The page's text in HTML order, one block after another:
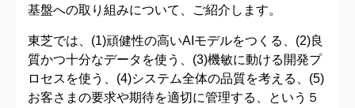
基盤への取り組みについて、ご紹介します。
東芝では、(1)頑健性の高いAIモデルをつくる、(2)良
質かつ十分なデータを使う、(3)機敏に動ける開発プ
ロセスを使う、(4)システム全体の品質を考える、(5)
お客さまの要求や期待を適切に管理する、という５